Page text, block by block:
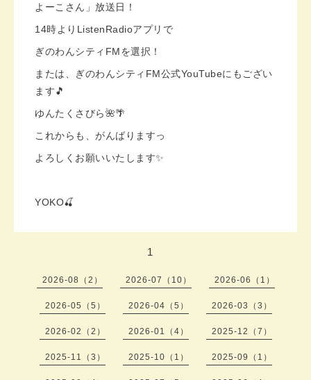
よーこさん」放送日！
14時よりListenRadioアプリで
ぎのわんシティFMを選択！
または、ぎのわんシティFM公式YouTubeにもござい
ます🎵
ゆんたくさびら🌺🌴
これからも、がんばりますっ
よろしくお願いいたします✨️
YOKO🍒
1
2026-08（2） 2026-07（10） 2026-06（1）
2026-05（5） 2026-04（5） 2026-03（3）
2026-02（2） 2026-01（4） 2025-12（7）
2025-11（3） 2025-10（1） 2025-09（1）